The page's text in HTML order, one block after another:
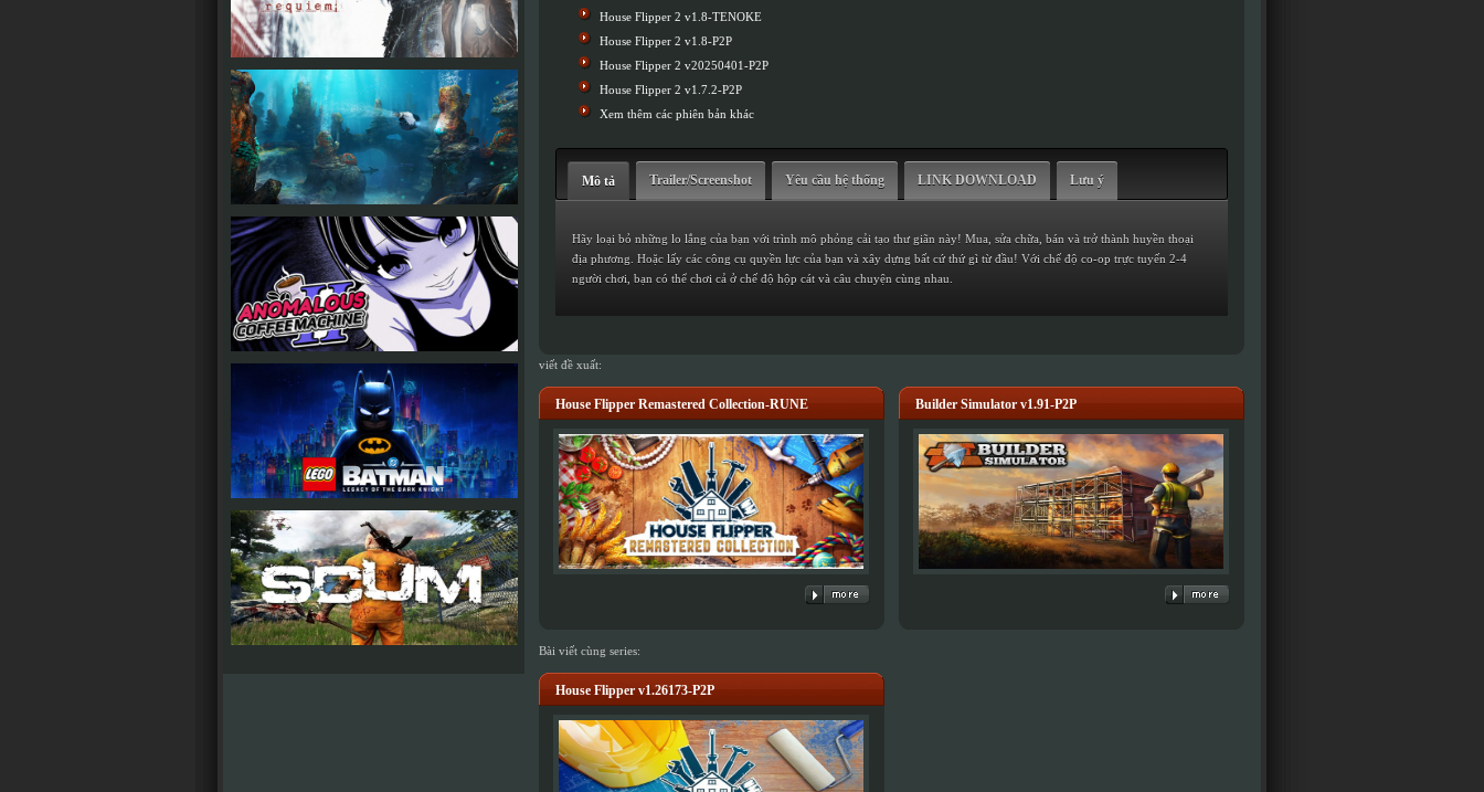
House Flipper 2 v1.8-TENOKE
House Flipper 2 v1.8-P2P
House Flipper 2 v20250401-P2P
House Flipper 2 v1.7.2-P2P
Xem thêm các phiên bản khác
Mô tả Trailer/Screenshot Yêu cầu hệ thống LINK DOWNLOAD Lưu ý
Hãy loại bỏ những lo lắng của bạn với trình mô phỏng cải tạo thư giãn này! Mua, sửa chữa, bán và trở thành huyền thoại
địa phương. Hoặc lấy các công cụ quyền lực của bạn và xây dựng bất cứ thứ gì từ đầu! Với chế độ co-op trực tuyến 2-4
người chơi, bạn có thể chơi cả ở chế độ hộp cát và câu chuyện cùng nhau.
viết đề xuất:
House Flipper Remastered Collection-RUNE Builder Simulator v1.91-P2P
Bài viết cùng series:
House Flipper v1.26173-P2P